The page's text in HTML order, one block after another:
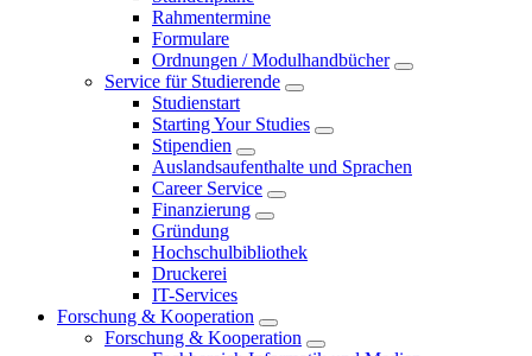
Rahmentermine
Formulare
Ordnungen / Modulhandbücher
Service für Studierende
Studienstart
Starting Your Studies
Stipendien
Auslandsaufenthalte und Sprachen
Career Service
Finanzierung
Gründung
Hochschulbibliothek
Druckerei
IT-Services
Forschung & Kooperation
Forschung & Kooperation